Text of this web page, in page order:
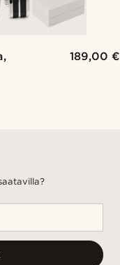
189,00 €